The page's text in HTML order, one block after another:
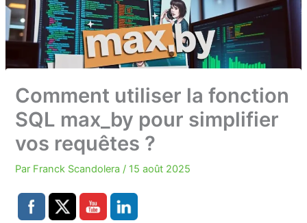
Comment utiliser la fonction
SQL max_by pour simplifier
vos requêtes ?
Par Franck Scandolera / 15 août 2025